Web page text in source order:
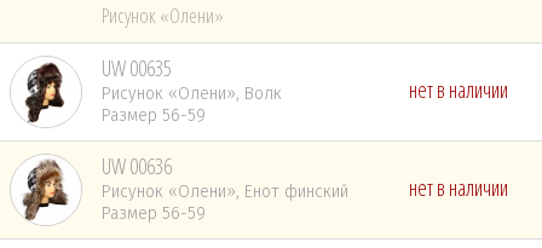
Рисунок «Олени»
UW 00635
Рисунок «Олени», Волк
Размер 56-59
нет в наличии
UW 00636
Рисунок «Олени», Енот финский
Размер 56-59
нет в наличии